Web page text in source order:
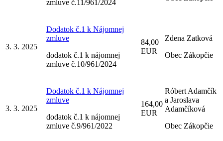
zmluve č.11/961/2024
3. 3. 2025
Dodatok č.1 k Nájomnej
zmluve
dodatok č.1 k nájomnej
zmluve č.10/961/2024
84,00
EUR
Zdena Zatková
Obec Zákopčie
3. 3. 2025
Dodatok č.1 k Nájomnej
zmluve
dodatok č.1 k nájomnej
zmluve č.9/961/2022
164,00
EUR
Róbert Adamčík
a Jaroslava
Adamčíková
Obec Zákopčie